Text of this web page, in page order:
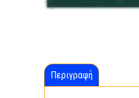
Περιγραφή